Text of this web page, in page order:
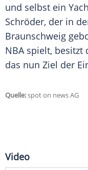
und selbst ein
Schröder, der in
Braunschweig
NBAspielt, besitzt
das nun Ziel der
Quelle:spot on news AG
Video